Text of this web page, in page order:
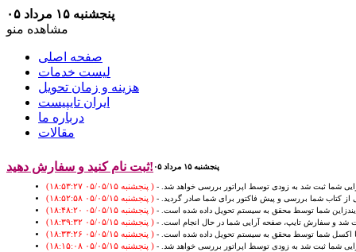
پنجشنبه ۱۵ مرداد ۰۵
مشاهده منو
صفحه اصلی
لیست خدمات
هزینه و زمان تحویل
ایران تایپیست
درباره ما
مقالات
ثبت نام کنید و سفارش دهید! پنجشنبه ۱۵ مرداد ۰۵
شما ثبت شد به زودی توسط اپراتور بررسی خواهد شد. - ( پنجشنبه ۰۵/۰۵/۱۵ ۱۸:۵۳:۲۷)
کتاب شما بررسی و پیش فاکتور برای شما صادر گردید. - ( پنجشنبه ۰۵/۰۵/۱۵ ۱۸:۵۲:۵۸)
شما توسط محقق به سیستم تحویل داده شده است. - ( پنجشنبه ۰۵/۰۵/۱۵ ۱۸:۴۸:۲۰)
شد و سفارش تایپ، صفحه آرایی شما در حال انجام است. - ( پنجشنبه ۰۵/۰۵/۱۵ ۱۸:۳۹:۳۲)
اکسل شما توسط محقق به سیستم تحویل داده شده است. - ( پنجشنبه ۰۵/۰۵/۱۵ ۱۸:۳۳:۲۶)
شما ثبت شد به زودی توسط اپراتور بررسی خواهد شد. - ( پنجشنبه ۰۵/۰۵/۱۵ ۱۸:۱۵:۰۸)